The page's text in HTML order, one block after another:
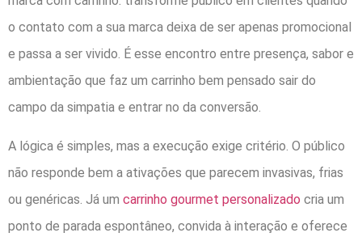
o contato com a sua marca deixa de ser apenas promocional
e passa a ser vivido. É esse encontro entre presença, sabor e
ambientação que faz um carrinho bem pensado sair do
campo da simpatia e entrar no da conversão.
A lógica é simples, mas a execução exige critério. O público
não responde bem a ativações que parecem invasivas, frias
ou genéricas. Já um carrinho gourmet personalizado cria um
ponto de parada espontâneo, convida à interação e oferece